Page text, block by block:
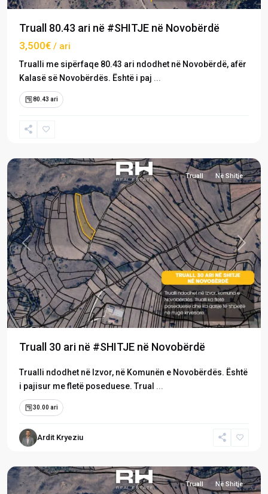
Truall 80.43 ari në #SHITJE në Novobërdë
3,500€ / ari
​Trualli me sipërfaqe 80.43 ari ndodhet në Novobërdë, afër
Kalasë së Novobërdës. Është i paj ...
80.43 ari
Izvor
Previous Next
Truall Në Shitje
Truall 30 ari në #SHITJE në Novobërdë
Trualli ndodhet në Izvor, në Komunën e Novobërdës. Është
i pajisur me fletë poseduese. Trual ...
30.00 ari
Ardit Kryeziu
Izvor,
Truall Në Shitje